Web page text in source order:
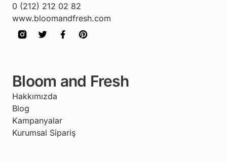
0 (212) 212 02 82
www.bloomandfresh.com
Bloom and Fresh
Hakkımızda
Blog
Kampanyalar
Kurumsal Sipariş